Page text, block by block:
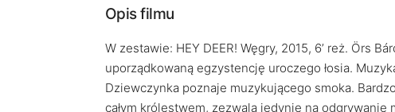
Opis filmu
W zestawie: HEY DEER! Węgry, 2015, 6’ reż. Örs
uporządkowaną egzystencję uroczego łosia.
Dziewczynka poznaje muzykującego smoka.
całym królestwem, zezwala jedynie na odgrywanie